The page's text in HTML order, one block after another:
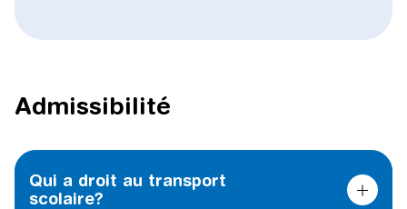
Admissibilité
Qui a droit au transport
scolaire?